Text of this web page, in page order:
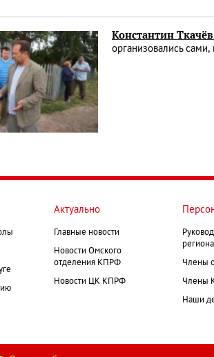
Константин
организовались
Актуально
Главные новости
Новости Омского
отделения КПРФ
Новости ЦК КПРФ
Члены
Члены
Наши